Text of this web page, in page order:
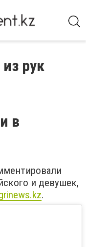
рук
в
и девушек,
.